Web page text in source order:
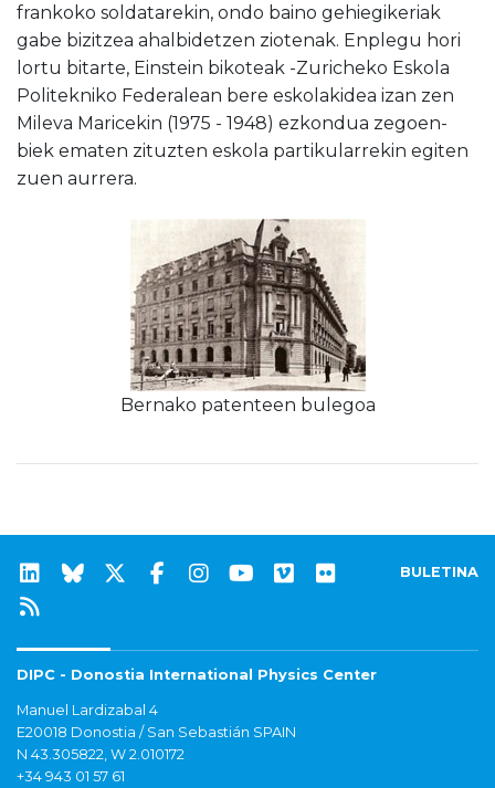
frankoko soldatarekin, ondo baino gehiegikeriak
gabe bizitzea ahalbidetzen ziotenak. Enplegu hori
lortu bitarte, Einstein bikoteak -Zuricheko Eskola
Politekniko Federalean bere eskolakidea izan zen
Mileva Maricekin (1975 - 1948) ezkondua zegoen-
biek ematen zituzten eskola partikularrekin egiten
zuen aurrera.
Bernako patenteen bulegoa
BULETINA
DIPC - Donostia International Physics Center
Manuel Lardizabal 4
E20018 Donostia / San Sebastián SPAIN
N 43.305822, W 2.010172
+34 943 01 57 61